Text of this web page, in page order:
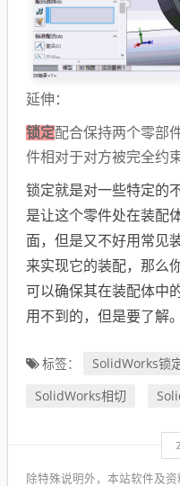
延伸：
锁定配合保持两个零部
件相对于对方被完全约束
锁定就是对一些特定的
是让这个零件处在装配
面，但是又不好用常见
来实现它的装配，那么
可以确保其在装配体中
用不到的，但是要了解。
标签： SolidWorks锁
SolidWorks相切
除特殊说明外，本站软件及